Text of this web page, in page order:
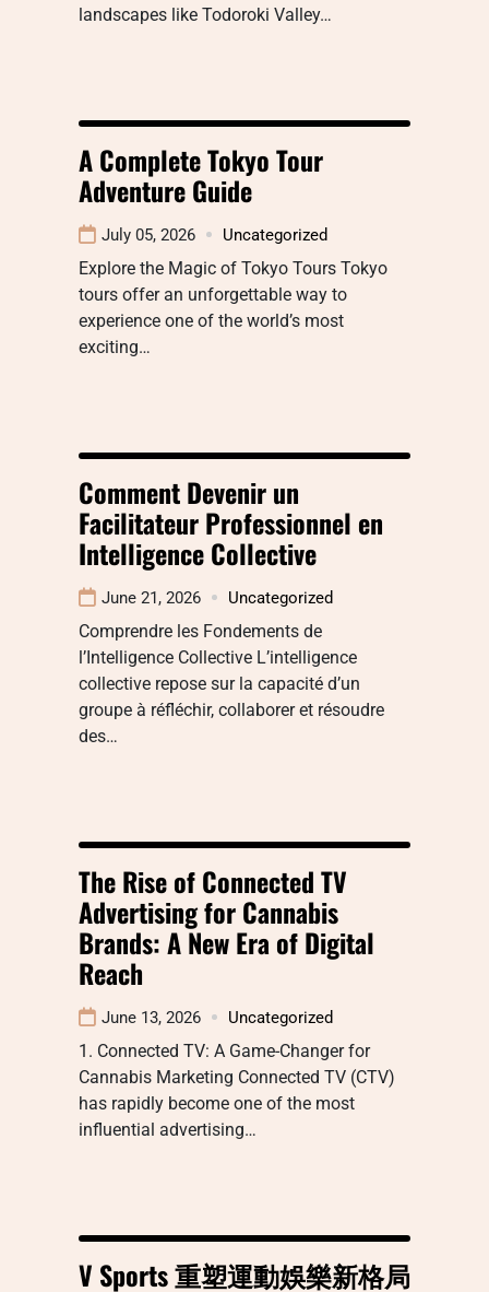
landscapes like Todoroki Valley…
A Complete Tokyo Tour
Adventure Guide
July 05, 2026 Uncategorized
Explore the Magic of Tokyo Tours Tokyo
tours offer an unforgettable way to
experience one of the world’s most
exciting…
Comment Devenir un
Facilitateur Professionnel en
Intelligence Collective
June 21, 2026 Uncategorized
Comprendre les Fondements de
l’Intelligence Collective L’intelligence
collective repose sur la capacité d’un
groupe à réfléchir, collaborer et résoudre
des…
The Rise of Connected TV
Advertising for Cannabis
Brands: A New Era of Digital
Reach
June 13, 2026 Uncategorized
1. Connected TV: A Game-Changer for
Cannabis Marketing Connected TV (CTV)
has rapidly become one of the most
influential advertising…
V Sports 重塑運動娛樂新格局